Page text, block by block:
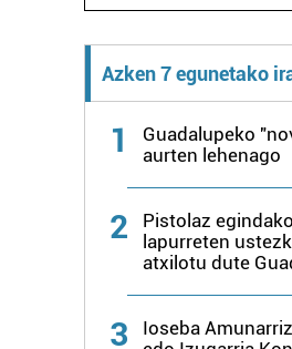
Azken 7 egunetako
1
Guadalupeko
aurten lehenago
2
Pistolaz
lapurreten
atxilotu dute
3
Ioseba